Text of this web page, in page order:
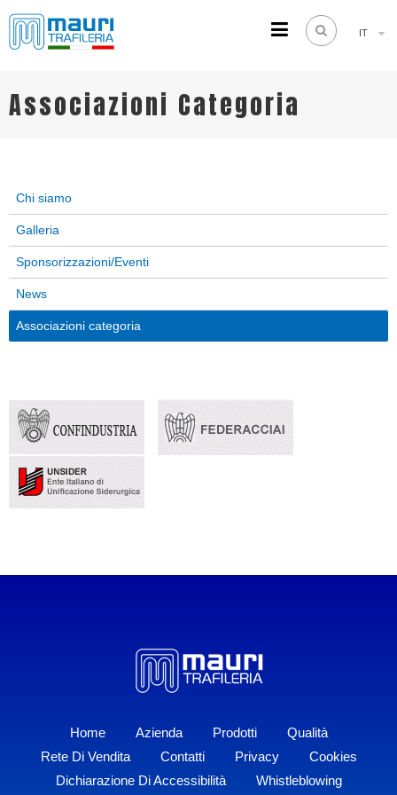
IT
Associazioni Categoria
Chi siamo
Galleria
Sponsorizzazioni/Eventi
News
Associazioni categoria
Home Azienda Prodotti
Qualità
Rete Di Vendita
Contatti Privacy
Cookies
Dichiarazione Di Accessibilità
Whistleblowing